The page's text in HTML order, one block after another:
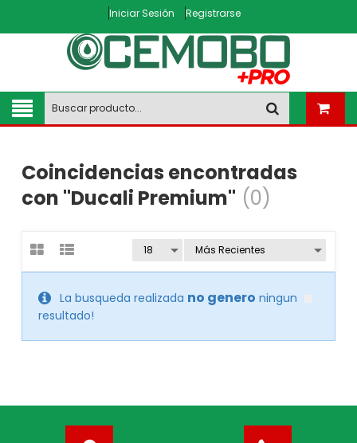
Iniciar Sesión Registrarse
Coincidencias encontradas
con "Ducali Premium" (0)
La busqueda realizada no genero ningun
resultado!